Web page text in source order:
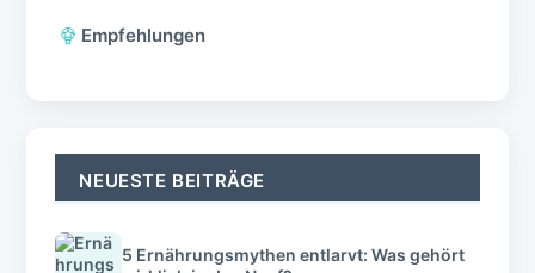
Empfehlungen
NEUESTE BEITRÄGE
5 Ernährungsmythen entlarvt: Was gehört